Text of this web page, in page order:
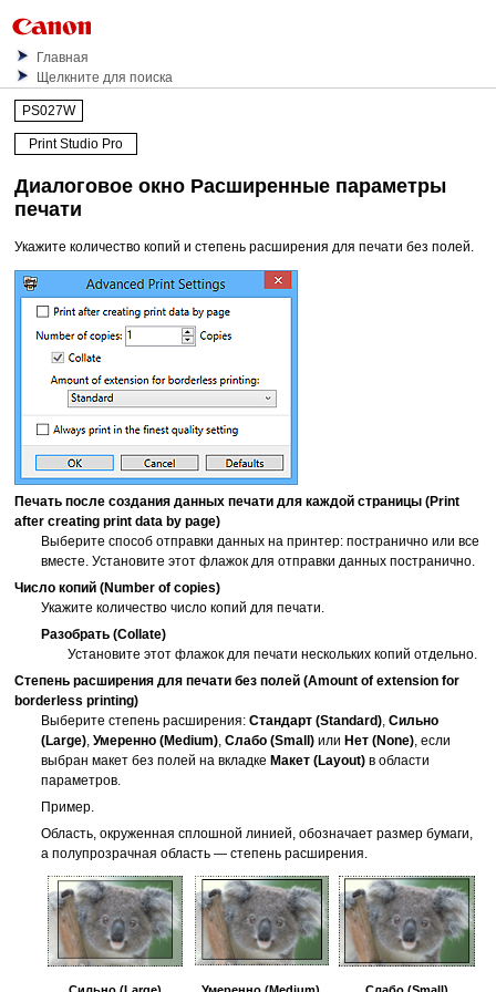
Главная
Щелкните для поиска
PS027W
Print Studio Pro
Диалоговое окно Расширенные параметры
печати
Укажите количество копий и степень расширения для печати без полей.
Печать после создания данных печати для каждой страницы (Print
after creating print data by page)
Выберите способ отправки данных напринтер: постранично или все
вместе. Установите этот флажок для отправки данных постранично.
Число копий (Number of copies)
Укажите количество число копий для печати.
Разобрать (Collate)
Установите этот флажок для печати нескольких копий отдельно.
Степень расширения для печати без полей (Amount of extension for
borderless printing)
Выберите степень расширения:Стандарт (Standard),Сильно
(Large),Умеренно (Medium),Слабо (Small) или Нет (None), если
выбран макет без полей на вкладке Макет (Layout) в области
параметров.
Пример.
Область, окруженная сплошной линией, обозначает размер бумаги,
а полупрозрачная область — степень расширения.